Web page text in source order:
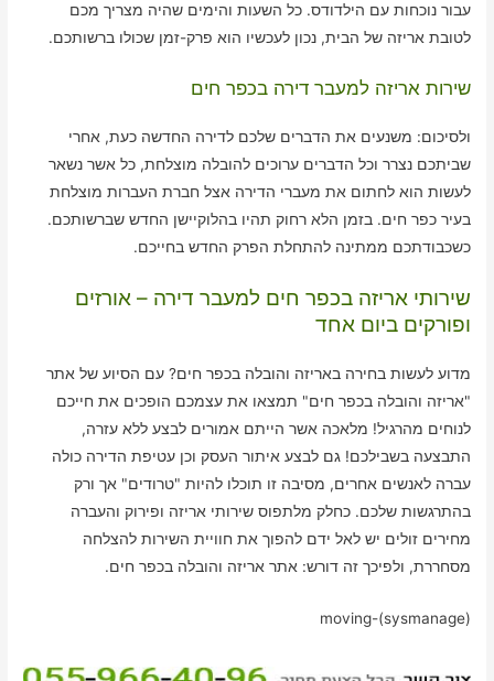
עבור נוכחות עם הילדודס. כל השעות והימים שהיה מצריך מכם
לטובת אריזה של הבית, נכון לעכשיו הוא פרק-זמן שכולו ברשותכם.
שירות אריזה למעבר דירה בכפר חים
ולסיכום: משנעים את הדברים שלכם לדירה החדשה כעת, אחרי
שביתכם נצרר וכל הדברים ערוכים להובלה מוצלחת, כל אשר נשאר
לעשות הוא לחתום את מעברי הדירה אצל חברת העברות מוצלחת
בעיר כפר חים. בזמן הלא רחוק תהיו בהלוקיישן החדש שברשותכם.
כשכבודתכם ממתינה להתחלת הפרק החדש בחייכם.
שירותי אריזה בכפר חים למעבר דירה – אורזים
ופורקים ביום אחד
מדוע לעשות בחירה באריזה והובלה בכפר חים? עם הסיוע של אתר
"אריזה והובלה בכפר חים" תמצאו את עצמכם הופכים את חייכם
לנוחים מהרגיל! מלאכה אשר הייתם אמורים לבצע ללא עזרה,
התבצעה בשבילכם! גם לבצע איתור העסק וכן עטיפת הדירה כולה
עברה לאנשים אחרים, מסיבה זו תוכלו להיות "טרודים" אך ורק
בהתרגשות שלכם. כחלק מלתפוס שירותי אריזה ופירוק והעברה
מחירים זולים יש לאל ידם להפוך את חוויית השירות להצלחה
מסחררת, ולפיכך זה דורש: אתר אריזה והובלה בכפר חים.
moving-(sysmanage)